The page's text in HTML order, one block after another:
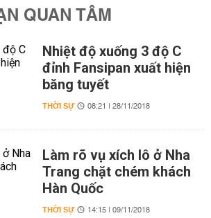
QUAN TÂM
Nhiệt độ xuống 3 độ C
đỉnh Fansipan xuất hiện
băng tuyết
THỜI SỰ 08:21 | 28/11/2018
Làm rõ vụ xích lô ở Nha
Trang chặt chém khách
Hàn Quốc
THỜI SỰ 14:15 | 09/11/2018